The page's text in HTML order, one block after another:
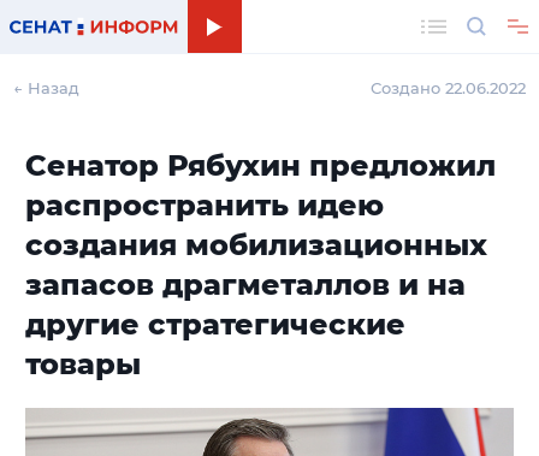
← Назад Создано 22.06.2022
Сенатор Рябухин предложил
распространить идею
создания мобилизационных
запасов драгметаллов и на
другие стратегические
товары